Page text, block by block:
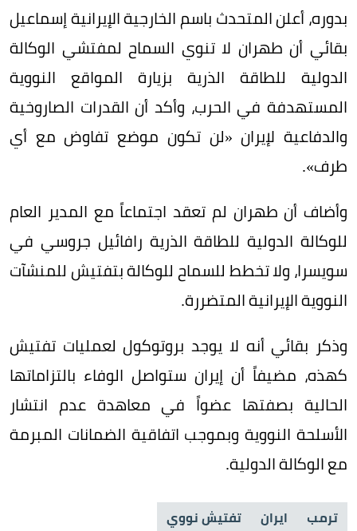
بدوره، أعلن المتحدث باسم الخارجية الإيرانية إسماعيل
بقائي أن طهران لا تنوي السماح لمفتشي الوكالة
الدولية للطاقة الذرية بزيارة المواقع النووية
المستهدفة في الحرب، وأكد أن القدرات الصاروخية
والدفاعية لإيران «لن تكون موضع تفاوض مع أي
طرف».
وأضاف أن طهران لم تعقد اجتماعاً مع المدير العام
للوكالة الدولية للطاقة الذرية رافائيل جروسي في
سويسرا، ولا تخطط للسماح للوكالة بتفتيش للمنشآت
النووية الإيرانية المتضررة.
وذكر بقائي أنه لا ‌يوجد بروتوكول لعمليات تفتيش
كهذه، مضيفاً أن إيران ستواصل الوفاء بالتزاماتها
‌الحالية بصفتها عضواً في معاهدة عدم انتشار
‌الأسلحة النووية وبموجب اتفاقية الضمانات المبرمة
مع الوكالة الدولية.
ترمب ايران تفتيش نووي